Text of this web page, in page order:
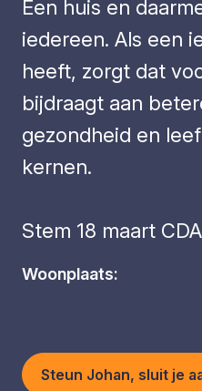
Een huis en
iedereen. Als een
heeft, zorgt dat
bijdraagt aan
gezondheid en
kernen.
Stem 18 maart
Woonplaats:
Steun Johan, sluit je